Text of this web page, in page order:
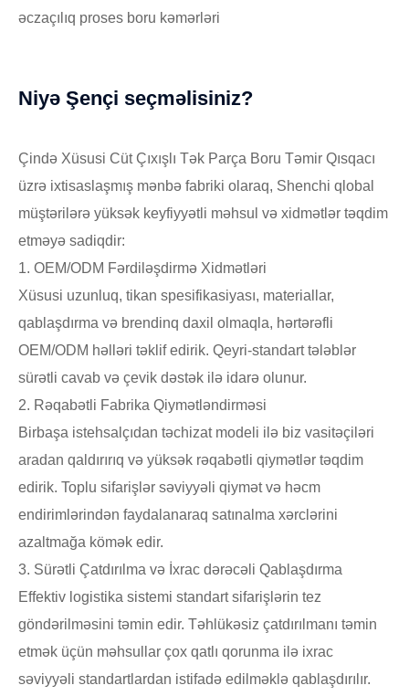
əczaçılıq proses boru kəmərləri
Niyə Şençi seçməlisiniz?
Çində Xüsusi Cüt Çıxışlı Tək Parça Boru Təmir Qısqacı
üzrə ixtisaslaşmış mənbə fabriki olaraq, Shenchi qlobal
müştərilərə yüksək keyfiyyətli məhsul və xidmətlər təqdim
etməyə sadiqdir:
1. OEM/ODM Fərdiləşdirmə Xidmətləri
Xüsusi uzunluq, tikan spesifikasiyası, materiallar,
qablaşdırma və brendinq daxil olmaqla, hərtərəfli
OEM/ODM həlləri təklif edirik. Qeyri-standart tələblər
sürətli cavab və çevik dəstək ilə idarə olunur.
2. Rəqabətli Fabrika Qiymətləndirməsi
Birbaşa istehsalçıdan təchizat modeli ilə biz vasitəçiləri
aradan qaldırırıq və yüksək rəqabətli qiymətlər təqdim
edirik. Toplu sifarişlər səviyyəli qiymət və həcm
endirimlərindən faydalanaraq satınalma xərclərini
azaltmağa kömək edir.
3. Sürətli Çatdırılma və İxrac dərəcəli Qablaşdırma
Effektiv logistika sistemi standart sifarişlərin tez
göndərilməsini təmin edir. Təhlükəsiz çatdırılmanı təmin
etmək üçün məhsullar çox qatlı qorunma ilə ixrac
səviyyəli standartlardan istifadə edilməklə qablaşdırılır.